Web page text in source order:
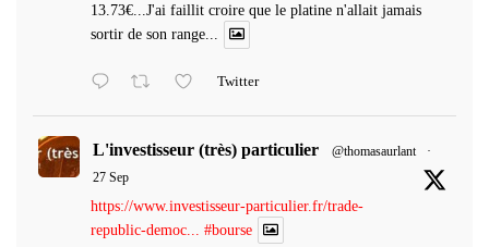
13.73€...J'ai faillit croire que le platine n'allait jamais
sortir de son range...
Twitter
L'investisseur (très) particulier @thomasaurlant
·
27 Sep
https://www.investisseur-particulier.fr/trade-
republic-democ... #bourse